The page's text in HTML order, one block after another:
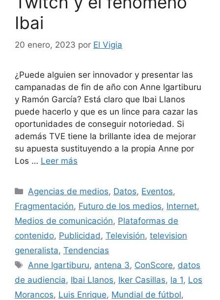
Ibai
20 enero, 2023 por El Vigia
¿Puede alguien ser innovador y presentar las
campanadas de fin de año con Anne Igartiburu
y Ramón García? Está claro que Ibai Llanos
puede hacerlo y que es un lince para cazar las
oportunidades de conseguir notoriedad. Si
además TVE tiene la brillante idea de mejorar
su apuesta sustituyendo a la propia Anne por
Los … Leer más
Categorías
Agencias de medios, Datos, Eventos,
Fragmentación, Futuro de los medios, Internet,
Medios de comunicación, Plataformas de
contenido, Publicidad , Televisión, television
generalista, Tendencias
Etiquetas
Anne Igartiburu, antena 3, ConScore, datos
de audiencia, Ibai Llanos, Iker Casillas, la 1, Los
Morancos, Luis Enrique, Mundial de fútbol,